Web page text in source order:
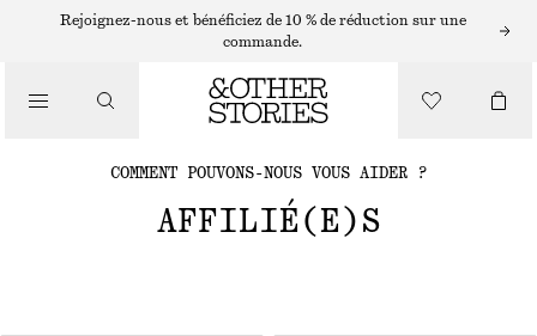
Rejoignez-nous et bénéficiez de 10 % de réduction sur une
commande.
COMMENT POUVONS-NOUS VOUS AIDER ?
AFFILIÉ(E)S